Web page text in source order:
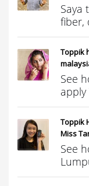
Saya
fiber,
Toppik
See
apply
Toppik
Miss
See